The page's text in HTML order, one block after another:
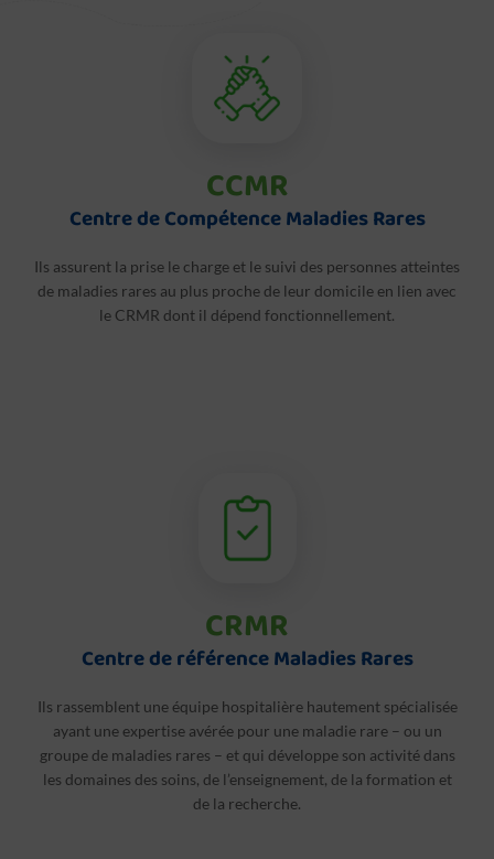
CCMR
Centre de Compétence Maladies Rares
Ils assurent la prise le charge et le suivi des personnes atteintes
de maladies rares au plus proche de leur domicile en lien avec
le CRMR dont il dépend fonctionnellement.
CRMR
Centre de référence Maladies Rares
Ils rassemblent une équipe hospitalière hautement spécialisée
ayant une expertise avérée pour une maladie rare – ou un
groupe de maladies rares – et qui développe son activité dans
les domaines des soins, de l’enseignement, de la formation et
de la recherche.